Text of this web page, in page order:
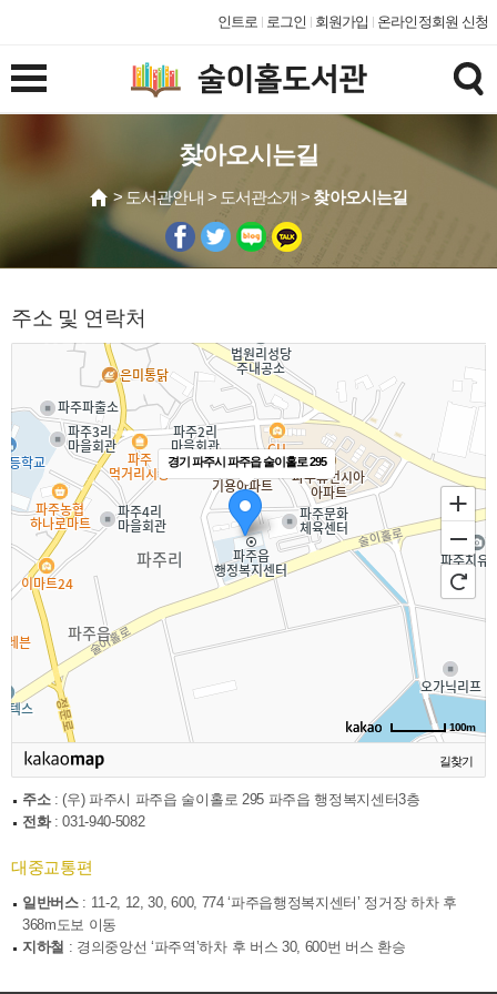
인트로 로그인 회원가입 온라인정회원 신청
찾아오시는길
> 도서관안내 > 도서관소개 > 찾아오시는길
주소 및 연락처
경기 파주시 파주읍 술이홀로 295
100m
길찾기
주소: (우) 파주시 파주읍 술이홀로 295 파주읍 행정복지센터3층
전화: 031-940-5082
대중교통편
일반버스: 11-2, 12, 30, 600, 774 ‘파주읍행정복지센터’ 정거장 하차 후
368m도보 이동
지하철 : 경의중앙선 ‘파주역’하차 후 버스 30, 600번 버스 환승